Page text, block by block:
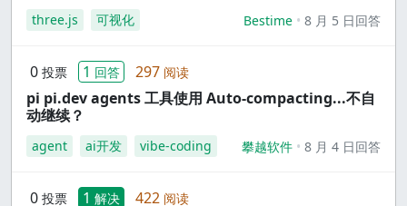
three.js 可视化 Bestime 8 月 5 日回答
0 投票 1 回答 297 阅读
pi pi.dev agents 工具使用 Auto-compacting...不自
动继续？
agent ai开发 vibe-coding 攀越软件 8 月 4 日回答
0 投票 1 解决 422 阅读